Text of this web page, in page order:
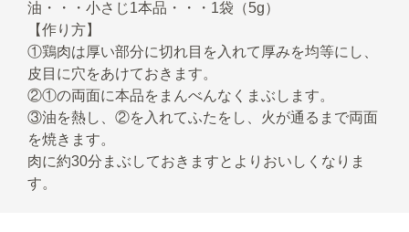
油・・・小さじ1本品・・・1袋（5g）
【作り方】
①鶏肉は厚い部分に切れ目を入れて厚みを均等にし、
皮目に穴をあけておきます。
②①の両面に本品をまんべんなくまぶします。
③油を熱し、②を入れてふたをし、火が通るまで両面
を焼きます。
肉に約30分まぶしておきますとよりおいしくなりま
す。